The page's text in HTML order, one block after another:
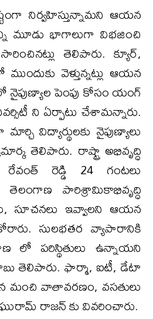
నిర్వ‌హిస్తున్నామ‌ని ఆయన
మూడు భాగాలుగా విభ‌జించి
తెలిపారు. క్యూర్,
వెళ్తున్న‌ట్లు ఆయ‌న
పెంపు కోసం యంగ్
ని ఏర్పాటు చేశామ‌న్నారు.
విద్యార్థుల‌కు నైపుణ్యాలు
తెలిపారు. రాష్ట్రా అభివృద్ధి
రెడ్డి 24 గంట‌లు
తెలంగాణ పారిశ్రామికాభివృద్ధి
సూచ‌న‌లు ఇవ్వాల‌ని ఆయ‌న
సుల‌భ‌త‌ర వ్యాపారానికి
లో ప‌రిస్థితులు ఉన్నాయ‌ని
బాబు తెలిపారు. ఫార్మా, ఐటీ, డేటా
మంచి వాతావ‌ర‌ణం, వ‌స‌తులు
రాజన్ కు వివ‌రించారు.